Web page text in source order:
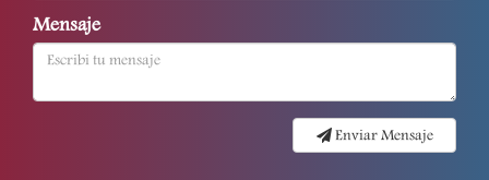
Mensaje
Enviar Mensaje